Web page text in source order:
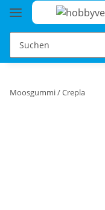
Moosgummi / Crepla